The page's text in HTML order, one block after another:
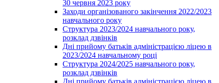
30 червня 2023 року
Заходи організованого закінчення 2022/2023
навчального року
Структура 2023/2024 навчального року,
розклад дзвінків
Дні прийому батьків адміністрацією ліцею в
2023/2024 навчальному році
Структура 2024/2025 навчального року,
розклад дзвінків
Дні прийому батьків адміністрацією ліцею в